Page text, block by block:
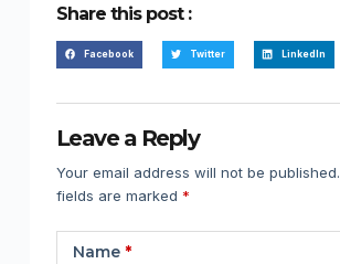
Share this post :
Facebook Twitter LinkedIn
Leave a Reply
Your email address will not be published.
fields are marked *
Name*